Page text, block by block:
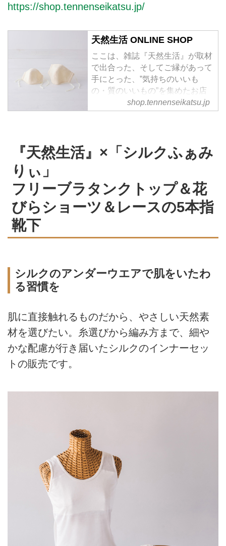
https://shop.tennenseikatsu.jp/
天然生活 ONLINE SHOP
ここは、雑誌『天然生活』が取材
で出合った、そしてご縁があって
手にとった、”気持ちのいいも
の・質のいいもの”を集めたお店
です。職人や作家、ブランドとの
コラボレーションで生まれたオリ
いたします。雑誌『天然生活』の
世界観を、ものを通じてお伝え
に、楽しくなるための新しい出合
いの場となれば幸いです。『天然
生活』編集部
shop.tennenseikatsu.jp
『天然生活』×「シルクふぁみ
りぃ」
フリーブラタンクトップ＆花
びらショーツ＆レースの5本指
靴下
シルクのアンダーウエアで肌をいたわ
る習慣を
肌に直接触れるものだから、やさしい天然素
材を選びたい。糸選びから編み方まで、細や
かな配慮が行き届いたシルクのインナーセッ
トの販売です。